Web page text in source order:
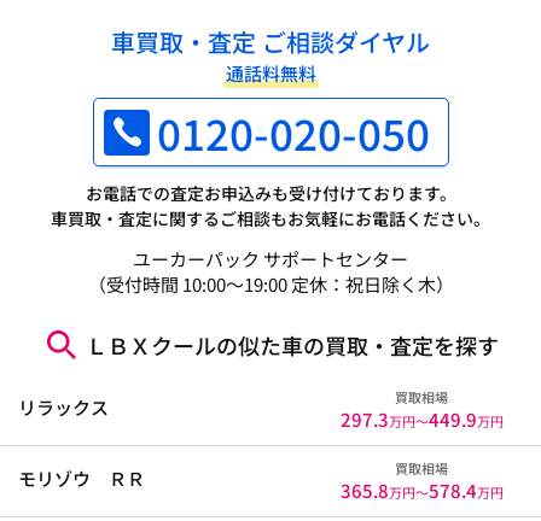
車買取・査定 ご相談ダイヤル
通話料無料
0120-020-050
お電話での査定お申込みも受け付けております。
車買取・査定に関するご相談もお気軽にお電話ください。
ユーカーパック サポートセンター
（受付時間 10:00～19:00 定休：祝日除く木）
ＬＢＸクールの似た車の買取・査定を探す
リラックス 買取相場
297.3万円〜449.9万円
モリゾウ ＲＲ 買取相場
365.8万円〜578.4万円